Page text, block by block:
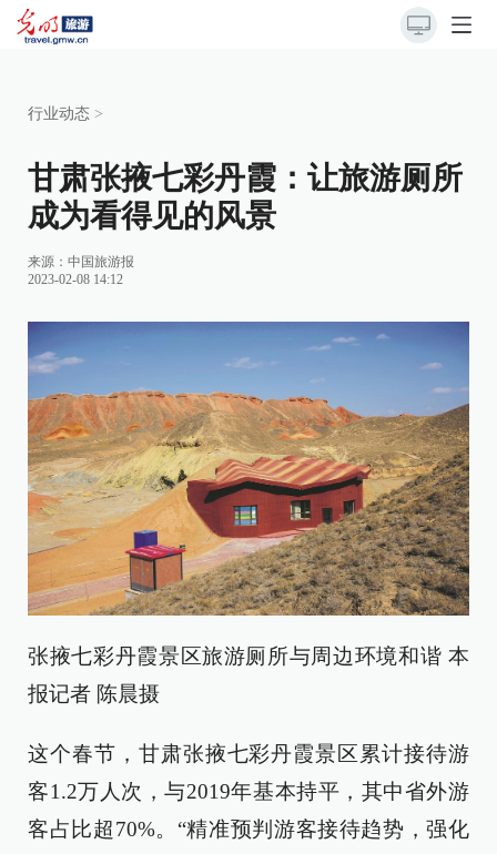
行业动态 >
甘肃张掖七彩丹霞：让旅游厕所
成为看得见的风景
来源： 中国旅游报
2023-02-08 14:12
张掖七彩丹霞景区旅游厕所与周边环境和谐 本
报记者 陈晨摄
这个春节，甘肃张掖七彩丹霞景区累计接待游
客1.2万人次，与2019年基本持平，其中省外游
客占比超70%。“精准预判游客接待趋势，强化